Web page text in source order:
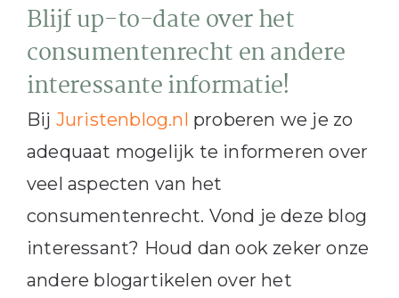
Blijf up-to-date over het
consumentenrecht en andere
interessante informatie!
Bij Juristenblog.nl proberen we je zo
adequaat mogelijk te informeren over
veel aspecten van het
consumentenrecht. Vond je deze blog
interessant? Houd dan ook zeker onze
andere blogartikelen over het